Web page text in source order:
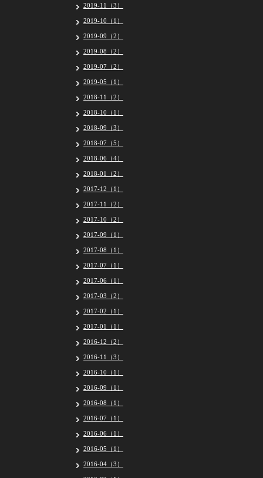
2019-11（3）
2019-10（1）
2019-09（2）
2019-08（2）
2019-07（2）
2019-05（1）
2018-11（2）
2018-10（1）
2018-09（3）
2018-07（5）
2018-06（4）
2018-01（2）
2017-12（1）
2017-11（2）
2017-10（2）
2017-09（1）
2017-08（1）
2017-07（1）
2017-06（1）
2017-03（2）
2017-02（1）
2017-01（1）
2016-12（2）
2016-11（3）
2016-10（1）
2016-09（1）
2016-08（1）
2016-07（1）
2016-06（1）
2016-05（1）
2016-04（3）